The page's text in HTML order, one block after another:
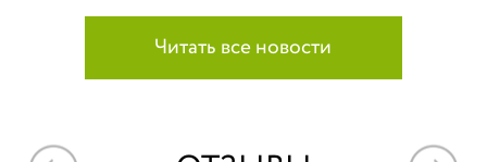
Читать все новости